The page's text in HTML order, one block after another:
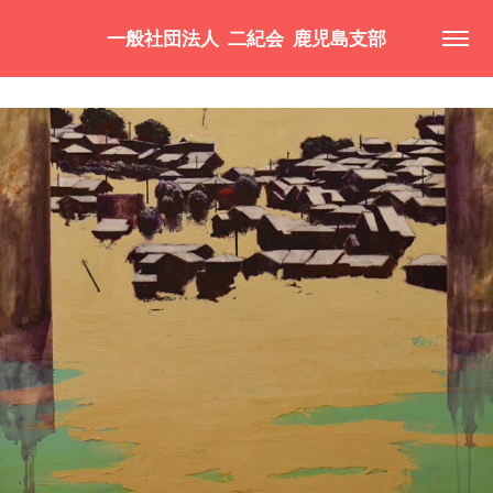
一般社団法人  二紀会  鹿児島支部
上原　直哉